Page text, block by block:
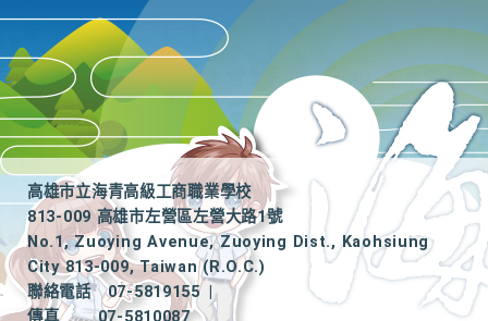
高雄市立海青高級工商職業學校
813-009 高雄市左營區左營大路1號
No.1, Zuoying Avenue, Zuoying Dist., Kaohsiung
City 813-009, Taiwan (R.O.C.)
聯絡電話
07-5819155
|
傳真
07-5810087